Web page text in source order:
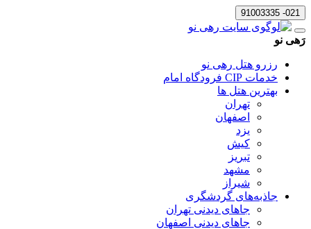
021- 91003335
رَهی نو
رزرو هتل رهی نو
خدمات CIP فرودگاه امام
بهترین هتل ها
تهران
اصفهان
یزد
کیش
تبریز
مشهد
شیراز
جاذبه‌های گردشگری
جاهای دیدنی تهران
جاهای دیدنی اصفهان